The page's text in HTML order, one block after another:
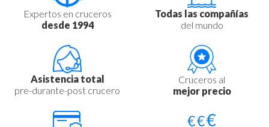
Expertos en cruceros
desde 1994
Todas las compañías
del mundo
Asistencia total
pre-durante-post crucero
Cruceros al
mejor precio